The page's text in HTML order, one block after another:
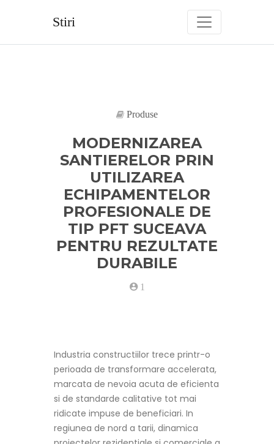
Stiri
Produse
MODERNIZAREA
SANTIERELOR PRIN
UTILIZAREA
ECHIPAMENTELOR
PROFESIONALE DE
TIP PFT SUCEAVA
PENTRU REZULTATE
DURABILE
1
Industria constructiilor trece printr-o
perioada de transformare accelerata,
marcata de nevoia acuta de eficienta
si de standarde calitative tot mai
ridicate impuse de beneficiari. In
regiunea de nord a tarii, dinamica